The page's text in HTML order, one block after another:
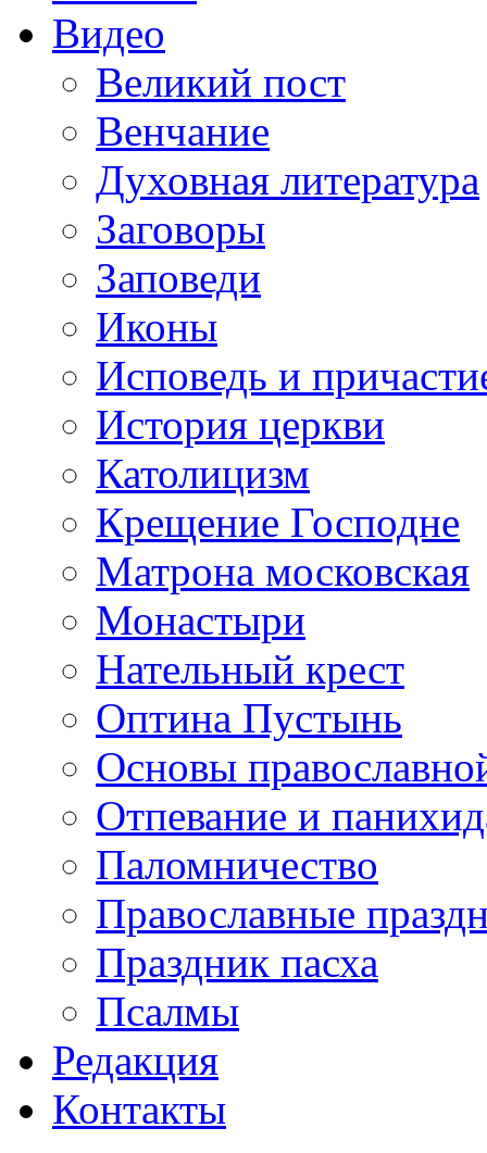
Видео
Великий пост
Венчание
Духовная литература
Заговоры
Заповеди
Иконы
Исповедь и
История церкви
Католицизм
Крещение Господне
Матрона московская
Монастыри
Нательный крест
Оптина Пустынь
Основы
Отпевание и
Паломничество
Православные
Праздник пасха
Псалмы
Редакция
Контакты